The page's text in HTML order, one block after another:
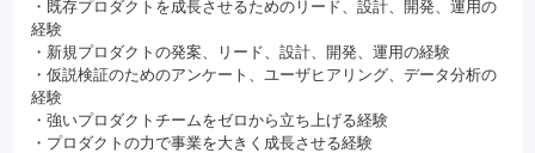
・既存プロダクトを成長させるためのリード、設計、開発、運用の
経験
・新規プロダクトの発案、リード、設計、開発、運用の経験
・仮説検証のためのアンケート、ユーザヒアリング、データ分析の
経験
・強いプロダクトチームをゼロから立ち上げる経験
・プロダクトの力で事業を大きく成長させる経験